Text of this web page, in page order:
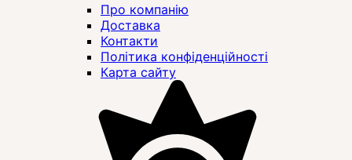
Про компанію
Доставка
Контакти
Політика конфіденційності
Карта сайту